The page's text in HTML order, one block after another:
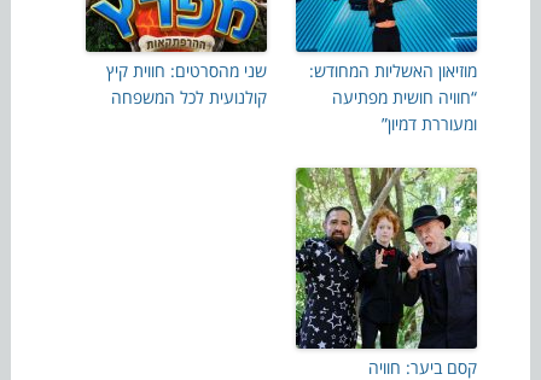
מוזיאון האשליות המחודש:
“חוויה חושית מפתיעה
ומעוררת דמיון”
שני מהסרטים: חווית קיץ
קולנועית לכל המשפחה
קסם ביער: חוויה